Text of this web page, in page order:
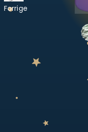
Logg inn
Forrige